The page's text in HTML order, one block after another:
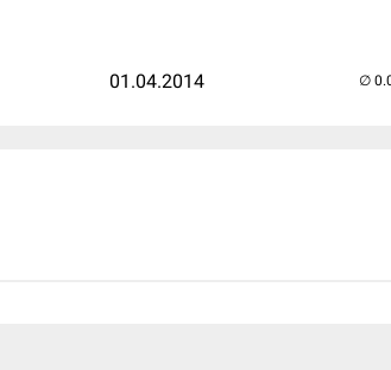
01.04.2014